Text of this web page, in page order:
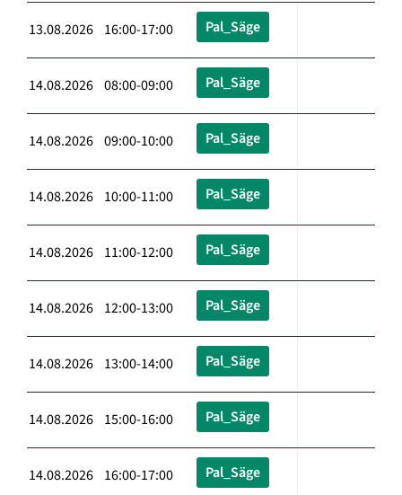
13.08.2026 16:00-17:00 Pal_Säge
14.08.2026 08:00-09:00 Pal_Säge
14.08.2026 09:00-10:00 Pal_Säge
14.08.2026 10:00-11:00 Pal_Säge
14.08.2026 11:00-12:00 Pal_Säge
14.08.2026 12:00-13:00 Pal_Säge
14.08.2026 13:00-14:00 Pal_Säge
14.08.2026 15:00-16:00 Pal_Säge
14.08.2026 16:00-17:00 Pal_Säge